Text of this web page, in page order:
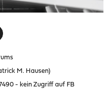
M. Hausen)
- kein Zugriff auf FB